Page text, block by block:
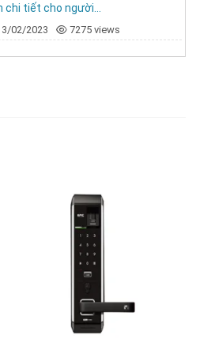
chi tiết cho người...
02/2023 7275 views